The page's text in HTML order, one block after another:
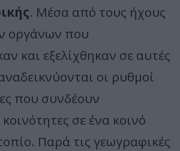
. Μέσα από τους ήχους
οργάνων που
και εξελίχθηκαν σε αυτές
οι ρυθμοί
που συνδέουν
σε ένα κοινό
Παρά τις γεωγραφικές